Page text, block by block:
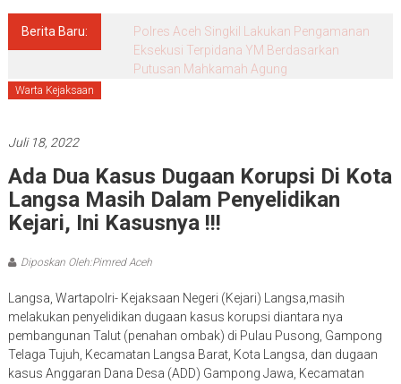
Berita Baru:
Pascasarjana UINSU Hadirkan Dr. Andika,
Alumni Inspiratif sebagai Pemateri Teras
Literasi
Warta Kejaksaan
Juli 18, 2022
Ada Dua Kasus Dugaan Korupsi Di Kota
Langsa Masih Dalam Penyelidikan
Kejari, Ini Kasusnya !!!
Diposkan Oleh:Pimred Aceh
Langsa, Wartapolri- Kejaksaan Negeri (Kejari) Langsa,masih
melakukan penyelidikan dugaan kasus korupsi diantara nya
pembangunan Talut (penahan ombak) di Pulau Pusong, Gampong
Telaga Tujuh, Kecamatan Langsa Barat, Kota Langsa, dan dugaan
kasus Anggaran Dana Desa (ADD) Gampong Jawa, Kecamatan